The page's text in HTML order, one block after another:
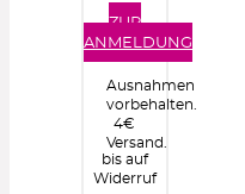
ZUR
ANMELDUNG
Ausnahmen
vorbehalten.
4€
Versand.
bis auf
Widerruf